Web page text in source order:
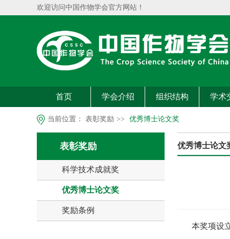
欢迎访问中国作物学会官方网站！
首页 学会介绍 组织结构 学术
当前位置： 表彰奖励 >> 优秀博士论文奖
表彰奖励
科学技术成就奖
优秀博士论文奖
奖励条例
优秀博士论文
本奖项设